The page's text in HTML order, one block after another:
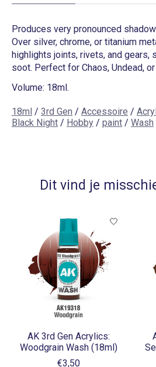
Produces very pronounced
Over silver, chrome, or titanium
highlights joints, rivets, and gears,
soot. Perfect for Chaos, Undead,
Volume: 18ml.
18ml / 3rd Gen / Accessoire /
Black Night / Hobby / paint / Wash
Dit vind je
Items van productcarrousel
AK 3rd Gen Acrylics:
Woodgrain Wash (18ml)
€3,50